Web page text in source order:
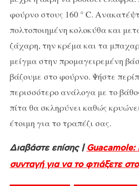
φούρνο στους 160 ° C.
πολτοποιημένη κολοκύθα και
ζάχαρη, την κρέμα και τα
μείγμα στην προμαγειρεμένη
βάζουμε στο φούρνο. Ψήστε
περισσότερο ανάλογα με το
πίτα θα σκληρύνει καθώς
έτοιμη για το τραπέζι σας.
Διαβάστε επίσης | Guacamole:
συνταγή για να το φτιάξετε στο